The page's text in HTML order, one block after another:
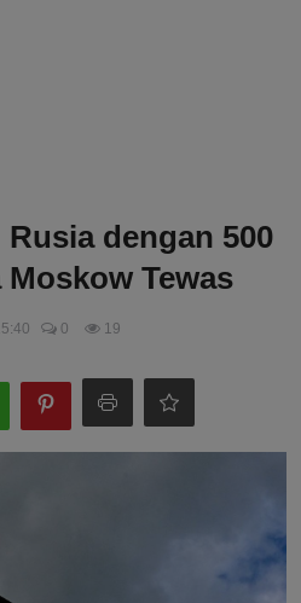
dengan 500
Tewas
0 19